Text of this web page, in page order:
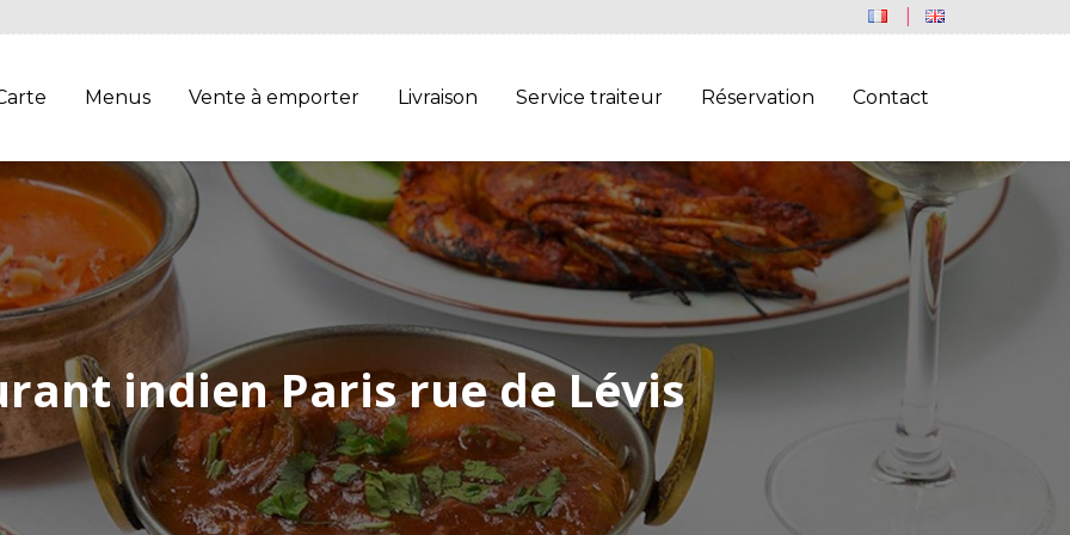
FRANÇAIS
Menus Vente à emporter Livraison Service traiteur Réservation Contact
indien Paris rue de Lévis